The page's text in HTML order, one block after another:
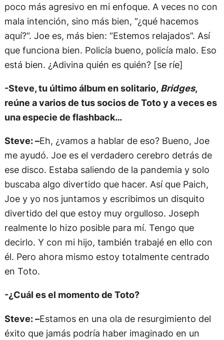
poco más agresivo en mi enfoque. A veces no con
mala intención, sino más bien, “¿qué hacemos
aquí?“. Joe es, más bien: “Estemos relajados”. Así
que funciona bien. Policía bueno, policía malo. Eso
está bien. ¿Adivina quién es quién? [se ríe]
-Steve, tu último álbum en solitario, Bridges,
reúne a varios de tus socios de Toto y a veces es
una especie de flashback…
Steve: –Eh, ¿vamos a hablar de eso? Bueno, Joe
me ayudó. Joe es el verdadero cerebro detrás de
ese disco. Estaba saliendo de la pandemia y solo
buscaba algo divertido que hacer. Así que Paich,
Joe y yo nos juntamos y escribimos un disquito
divertido del que estoy muy orgulloso. Joseph
realmente lo hizo posible para mí. Tengo que
decirlo. Y con mi hijo, también trabajé en ello con
él. Pero ahora mismo estoy totalmente centrado
en Toto.
-¿Cuál es el momento de Toto?
Steve: –Estamos en una ola de resurgimiento del
éxito que jamás podría haber imaginado en un